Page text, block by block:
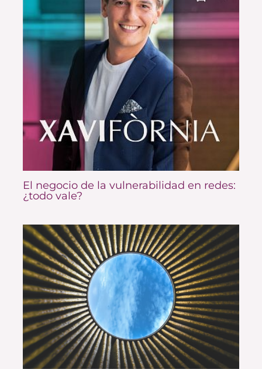
El negocio de la vulnerabilidad en redes:
¿todo vale?